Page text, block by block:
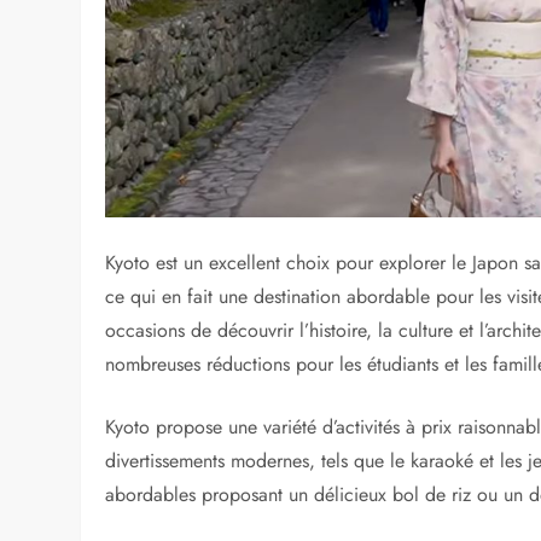
Explorer Kyoto sans se